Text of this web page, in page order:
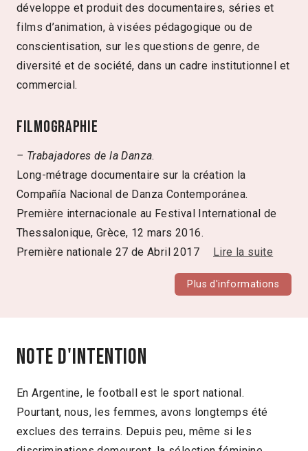
développe et produit des documentaires, séries et
films d’animation, à visées pédagogique ou de
conscientisation, sur les questions de genre, de
diversité et de société, dans un cadre institutionnel et
commercial.
Filmographie
– Trabajadores de la Danza.
Long-métrage documentaire sur la création la
Compañía Nacional de Danza Contemporánea.
Première internacionale au Festival International de
Thessalonique, Grèce, 12 mars 2016.
Première nationale 27 de Abril 2017
Lire la suite
Plus d'informations
Note d'intention
En Argentine, le football est le sport national.
Pourtant, nous, les femmes, avons longtemps été
exclues des terrains. Depuis peu, même si les